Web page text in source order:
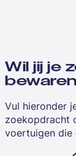
Wil jij je
Vul hieronder
zoekopdracht
voertuigen die